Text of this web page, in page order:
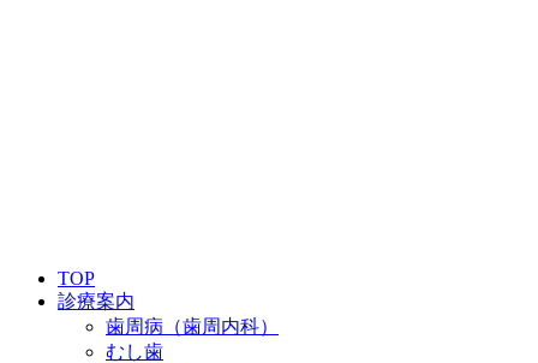
TOP
診療案内
歯周病 （歯周内科）
むし歯